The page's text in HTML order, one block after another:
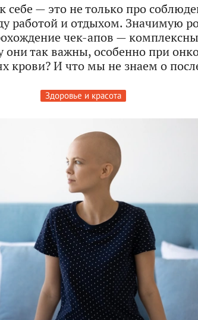
себе — это не только про
работой и отдыхом. Значимую
чек-апов —
они так важны, особенно при
крови? И что мы не знаем о
Здоровье и красота